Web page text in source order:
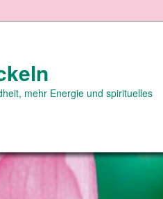
mehr Energie und spirituelles